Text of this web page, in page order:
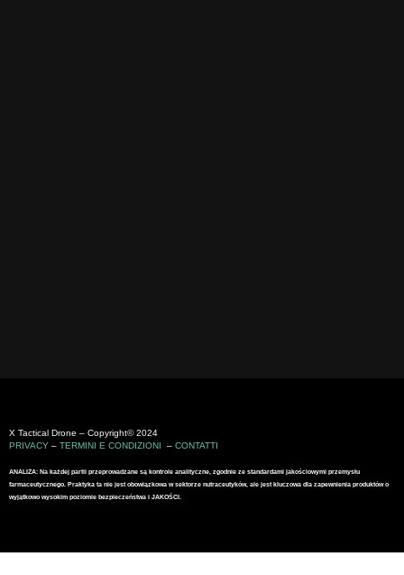
X Tactical Drone – Copyright© 2024
PRIVACY – TERMINI E CONDIZIONI – CONTATTI
ANALIZA: Na każdej partii przeprowadzane są kontrole analityczne, zgodnie ze standardami jakościowymi przemysłu
farmaceutycznego. Praktyka ta nie jest obowiązkowa w sektorze nutraceutyków, ale jest kluczowa dla zapewnienia produktów o
wyjątkowo wysokim poziomie bezpieczeństwa i JAKOŚCI.